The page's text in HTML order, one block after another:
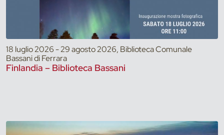
18 luglio 2026 - 29 agosto 2026, Biblioteca Comunale
Bassani di Ferrara
Finlandia – Biblioteca Bassani